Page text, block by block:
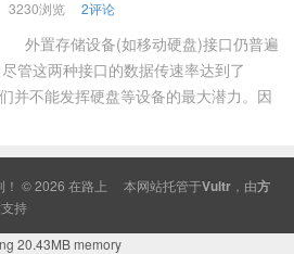
3230浏览 2评论
外置存储设备(如移动硬盘)接口仍普遍
管这两种接口的数据传速率达到了
并不能发挥硬盘等设备的最大潜力。因
© 2026 在路上 本网站托管于Vultr ，由方
支持
20.43MB memory